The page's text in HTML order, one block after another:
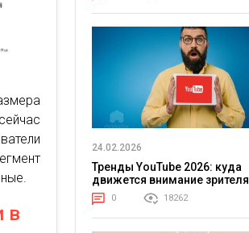
в
24.02.2026
Тренды YouTube 2026: куда
движется внимание зрителя
0 18262